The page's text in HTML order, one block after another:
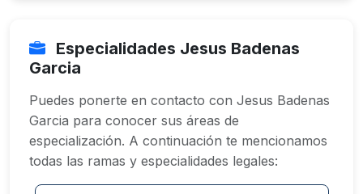
Especialidades Jesus Badenas
Garcia
Puedes ponerte en contacto con Jesus Badenas
Garcia para conocer sus áreas de
especialización. A continuación te mencionamos
todas las ramas y especialidades legales: